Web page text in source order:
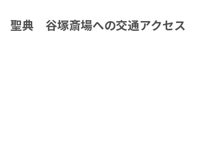
聖典 谷塚斎場への交通アクセス